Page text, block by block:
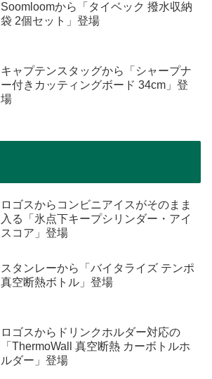
Soomloomから「タイベック 撥水収納
袋 2個セット」登場
キャプテンスタッグから「シャープナ
ー付きカッティングボード 34cm」登
場
ロゴスからコンビニアイスがそのまま
入る「氷点下キープシリンダー・アイ
スコア」登場
スタンレーから「バイタライズ テンポ
真空断熱ボトル」登場
ロゴスからドリンクホルダー対応の
「ThermoWall 真空断熱 カーボトルホ
ルダー」登場